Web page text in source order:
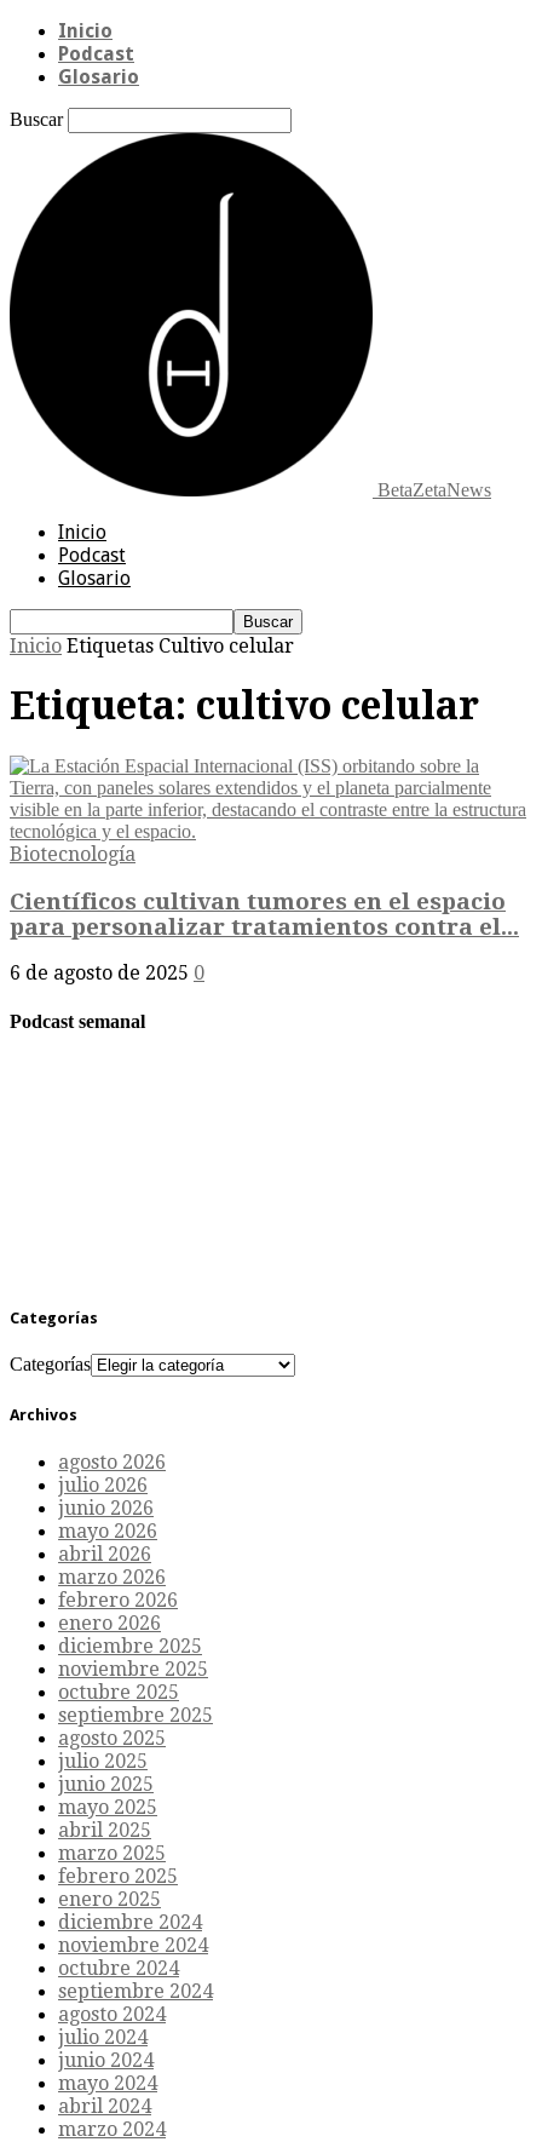
Inicio
Podcast
Glosario
Buscar
BetaZetaNews
Inicio
Podcast
Glosario
Inicio Etiquetas Cultivo celular
Etiqueta: cultivo celular
Biotecnología
Científicos cultivan tumores en el espacio
para personalizar tratamientos contra el...
6 de agosto de 2025 0
Podcast semanal
Categorías
Categorías
Archivos
agosto 2026
julio 2026
junio 2026
mayo 2026
abril 2026
marzo 2026
febrero 2026
enero 2026
diciembre 2025
noviembre 2025
octubre 2025
septiembre 2025
agosto 2025
julio 2025
junio 2025
mayo 2025
abril 2025
marzo 2025
febrero 2025
enero 2025
diciembre 2024
noviembre 2024
octubre 2024
septiembre 2024
agosto 2024
julio 2024
junio 2024
mayo 2024
abril 2024
marzo 2024